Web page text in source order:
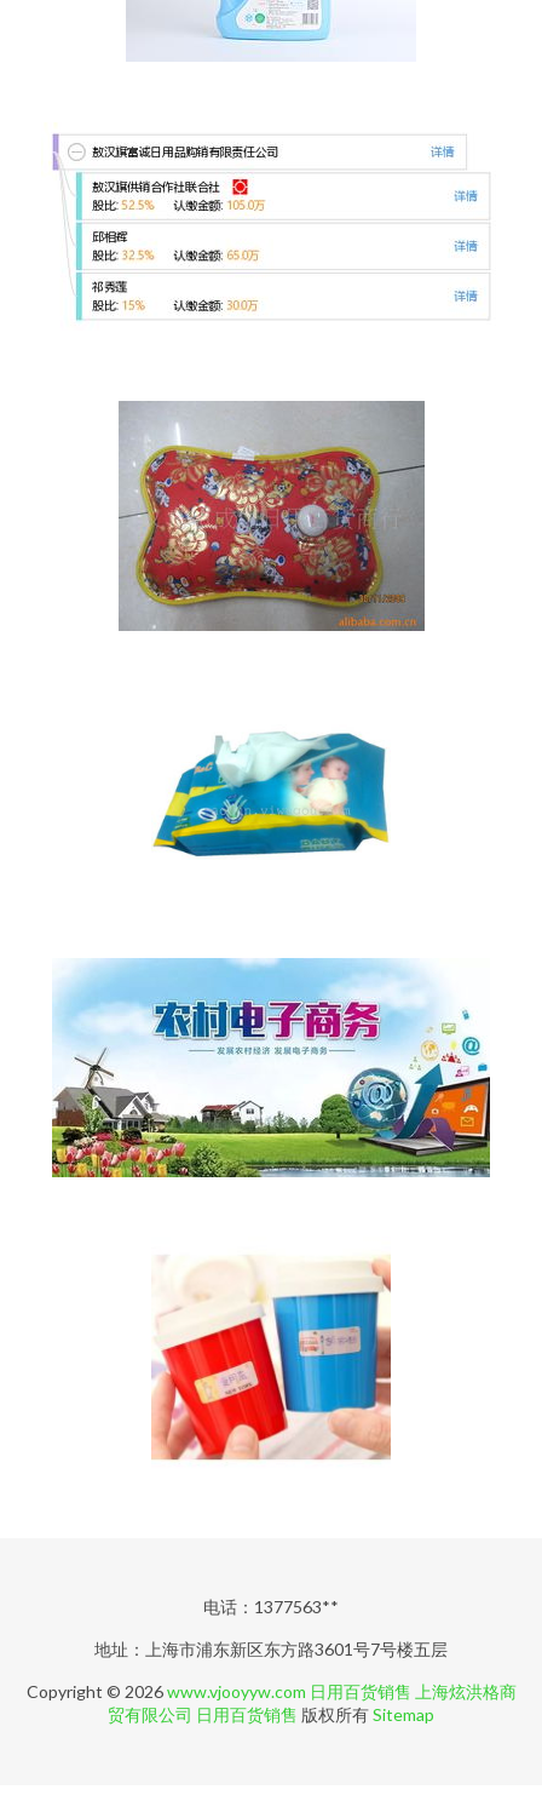
电话：1377563**
地址：上海市浦东新区东方路3601号7号楼五层
Copyright © 2026www.vjooyyw.com 日用百货销售 上海炫洪格商
贸有限公司 日用百货销售 版权所有Sitemap